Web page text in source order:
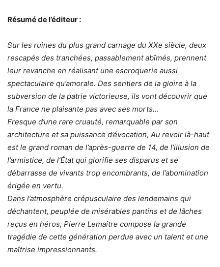
Résumé de l’éditeur :
Sur les ruines du plus grand carnage du XXe siècle, deux
rescapés des tranchées, passablement abîmés, prennent
leur revanche en réalisant une escroquerie aussi
spectaculaire qu’amorale. Des sentiers de la gloire à la
subversion de la patrie victorieuse, ils vont découvrir que
la France ne plaisante pas avec ses morts…
Fresque d’une rare cruauté, remarquable par son
architecture et sa puissance d’évocation, Au revoir là-haut
est le grand roman de l’après-guerre de 14, de l’illusion de
l’armistice, de l’État qui glorifie ses disparus et se
débarrasse de vivants trop encombrants, de l’abomination
érigée en vertu.
Dans l’atmosphère crépusculaire des lendemains qui
déchantent, peuplée de misérables pantins et de lâches
reçus en héros, Pierre Lemaitre compose la grande
tragédie de cette génération perdue avec un talent et une
maîtrise impressionnants.